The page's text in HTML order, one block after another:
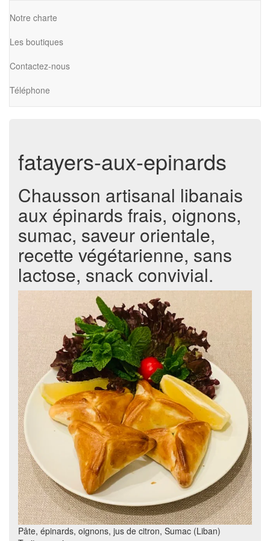
Notre charte
Les boutiques
Contactez-nous
Téléphone
fatayers-aux-epinards
Chausson artisanal libanais
aux épinards frais, oignons,
sumac, saveur orientale,
recette végétarienne, sans
lactose, snack convivial.
Pâte, épinards, oignons, jus de citron, Sumac (Liban)